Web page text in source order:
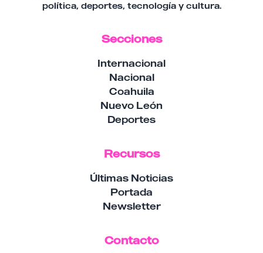
política, deportes, tecnología y cultura.
Secciones
Internacional
Nacional
Coahuila
Nuevo León
Deportes
Recursos
Últimas Noticias
Portada
Newsletter
Contacto